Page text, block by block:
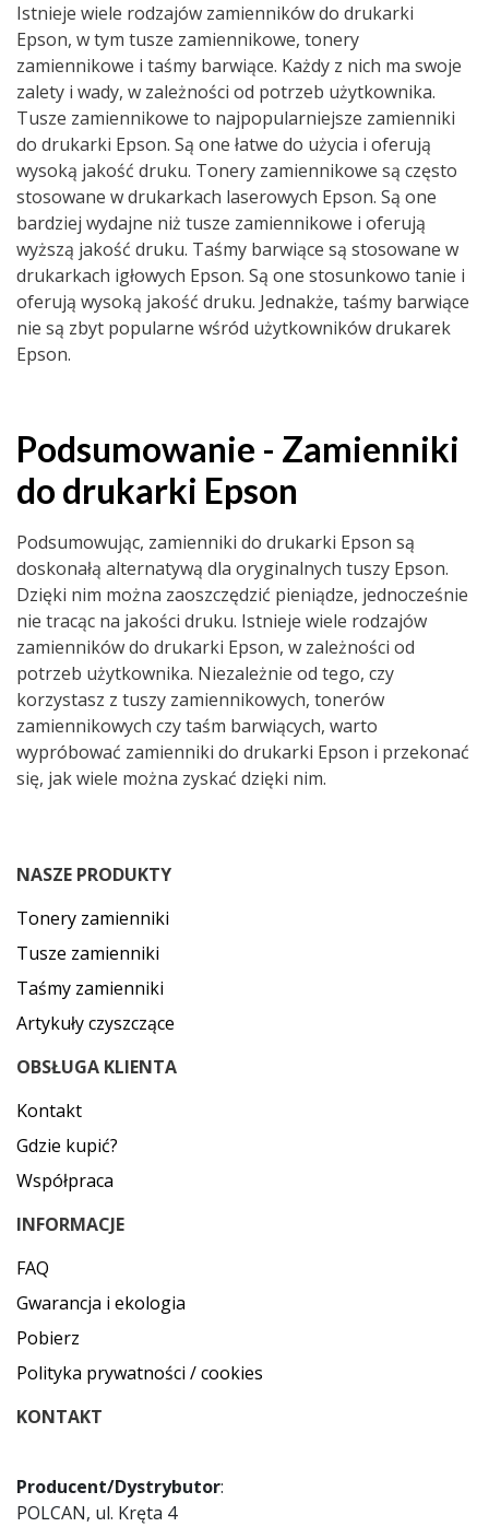
Istnieje wiele rodzajów zamienników do drukarki
Epson, w tym tusze zamiennikowe, tonery
zamiennikowe i taśmy barwiące. Każdy z nich ma swoje
zalety i wady, w zależności od potrzeb użytkownika.
Tusze zamiennikowe to najpopularniejsze zamienniki
do drukarki Epson. Są one łatwe do użycia i oferują
wysoką jakość druku. Tonery zamiennikowe są często
stosowane w drukarkach laserowych Epson. Są one
bardziej wydajne niż tusze zamiennikowe i oferują
wyższą jakość druku. Taśmy barwiące są stosowane w
drukarkach igłowych Epson. Są one stosunkowo tanie i
oferują wysoką jakość druku. Jednakże, taśmy barwiące
nie są zbyt popularne wśród użytkowników drukarek
Epson.
Podsumowanie - Zamienniki
do drukarki Epson
Podsumowując, zamienniki do drukarki Epson są
doskonałą alternatywą dla oryginalnych tuszy Epson.
Dzięki nim można zaoszczędzić pieniądze, jednocześnie
nie tracąc na jakości druku. Istnieje wiele rodzajów
zamienników do drukarki Epson, w zależności od
potrzeb użytkownika. Niezależnie od tego, czy
korzystasz z tuszy zamiennikowych, tonerów
zamiennikowych czy taśm barwiących, warto
wypróbować zamienniki do drukarki Epson i przekonać
się, jak wiele można zyskać dzięki nim.
NASZE PRODUKTY
Tonery zamienniki
Tusze zamienniki
Taśmy zamienniki
Artykuły czyszczące
OBSŁUGA KLIENTA
Kontakt
Gdzie kupić?
Współpraca
INFORMACJE
FAQ
Gwarancja i ekologia
Pobierz
Polityka prywatności / cookies
KONTAKT
Producent/Dystrybutor:
POLCAN, ul. Kręta 4